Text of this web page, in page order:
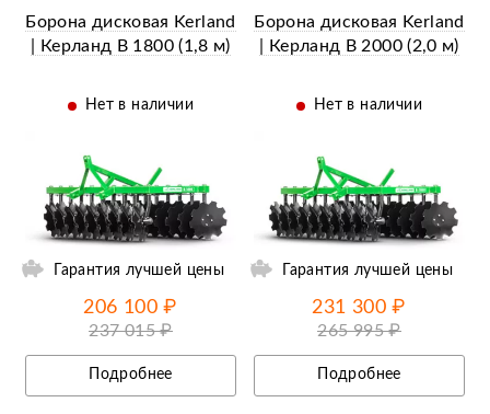
Борона дисковая Kerland
| Керланд B 1800 (1,8 м)
Нет в наличии
Гарантия лучшей цены
206 100 ₽
237 015 ₽
Подробнее
Борона дисковая Kerland
| Керланд B 2000 (2,0 м)
Нет в наличии
Ещё 7 фотографий
Гарантия лучшей цены
231 300 ₽
265 995 ₽
Подробнее